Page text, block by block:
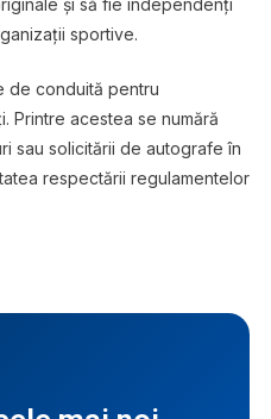
și să fie independenți
sportive.
de conduită pentru
Printre acestea se numără
sau solicitării de autografe în
respectării regulamentelor